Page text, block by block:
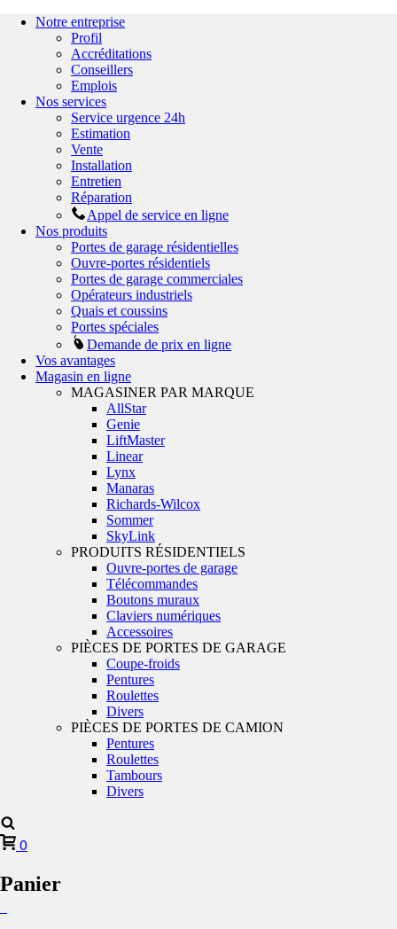
Notre entreprise
Profil
Accréditations
Conseillers
Emplois
Nos services
Service urgence 24h
Estimation
Vente
Installation
Entretien
Réparation
Appel de service en ligne
Nos produits
Portes de garage résidentielles
Ouvre-portes résidentiels
Portes de garage commerciales
Opérateurs industriels
Quais et coussins
Portes spéciales
Demande de prix en ligne
Vos avantages
Magasin en ligne
MAGASINER PAR MARQUE
AllStar
Genie
LiftMaster
Linear
Lynx
Manaras
Richards-Wilcox
Sommer
SkyLink
PRODUITS RÉSIDENTIELS
Ouvre-portes de garage
Télécommandes
Boutons muraux
Claviers numériques
Accessoires
PIÈCES DE PORTES DE GARAGE
Coupe-froids
Pentures
Roulettes
Divers
PIÈCES DE PORTES DE CAMION
Pentures
Roulettes
Tambours
Divers
0
Panier